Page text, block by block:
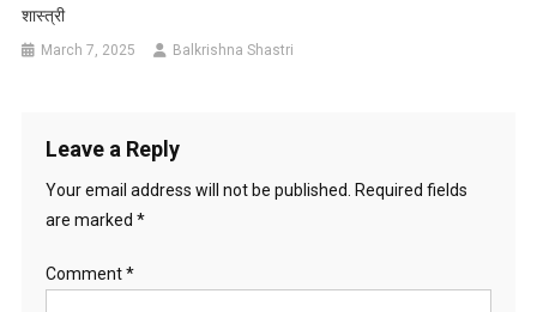
शास्त्री
March 7, 2025 Balkrishna Shastri
Leave a Reply
Your email address will not be published.
Required fields
are marked *
Comment*